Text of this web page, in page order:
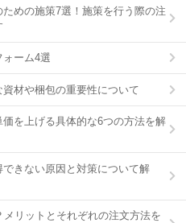
めの施策7選！施策を行う際の注
ォーム4選
材や梱包の重要性について
を上げる具体的な6つの方法を解
きない原因と対策について解
リットとそれぞれの注文方法を